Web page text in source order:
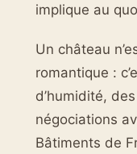
implique au
Un château
romantique :
d’humidité,
négociations
Bâtiments de